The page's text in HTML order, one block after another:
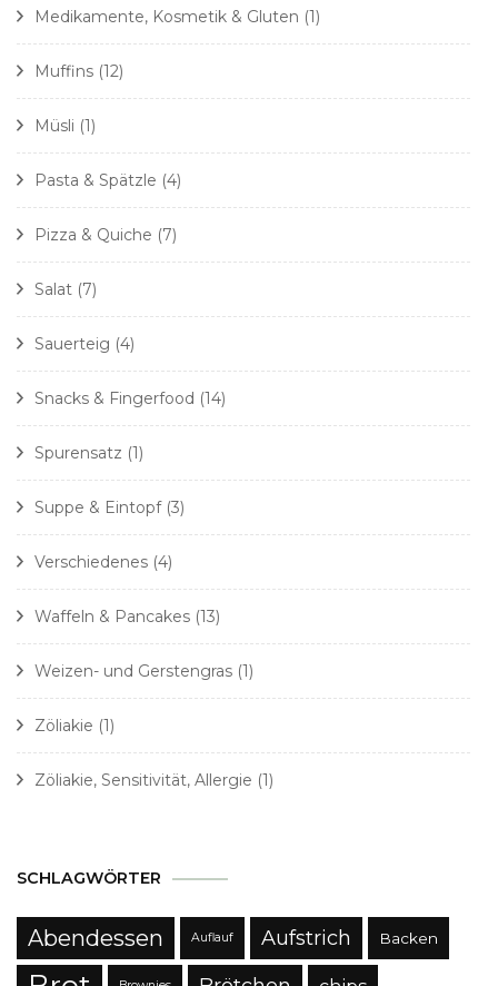
Medikamente, Kosmetik & Gluten (1)
Muffins (12)
Müsli (1)
Pasta & Spätzle (4)
Pizza & Quiche (7)
Salat (7)
Sauerteig (4)
Snacks & Fingerfood (14)
Spurensatz (1)
Suppe & Eintopf(3)
Verschiedenes (4)
Waffeln & Pancakes (13)
Weizen- und Gerstengras (1)
Zöliakie (1)
Zöliakie, Sensitivität, Allergie (1)
SCHLAGWÖRTER
Abendessen Auflauf Aufstrich Backen